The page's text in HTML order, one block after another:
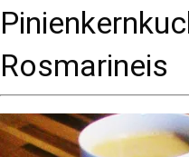
Rosmarineis